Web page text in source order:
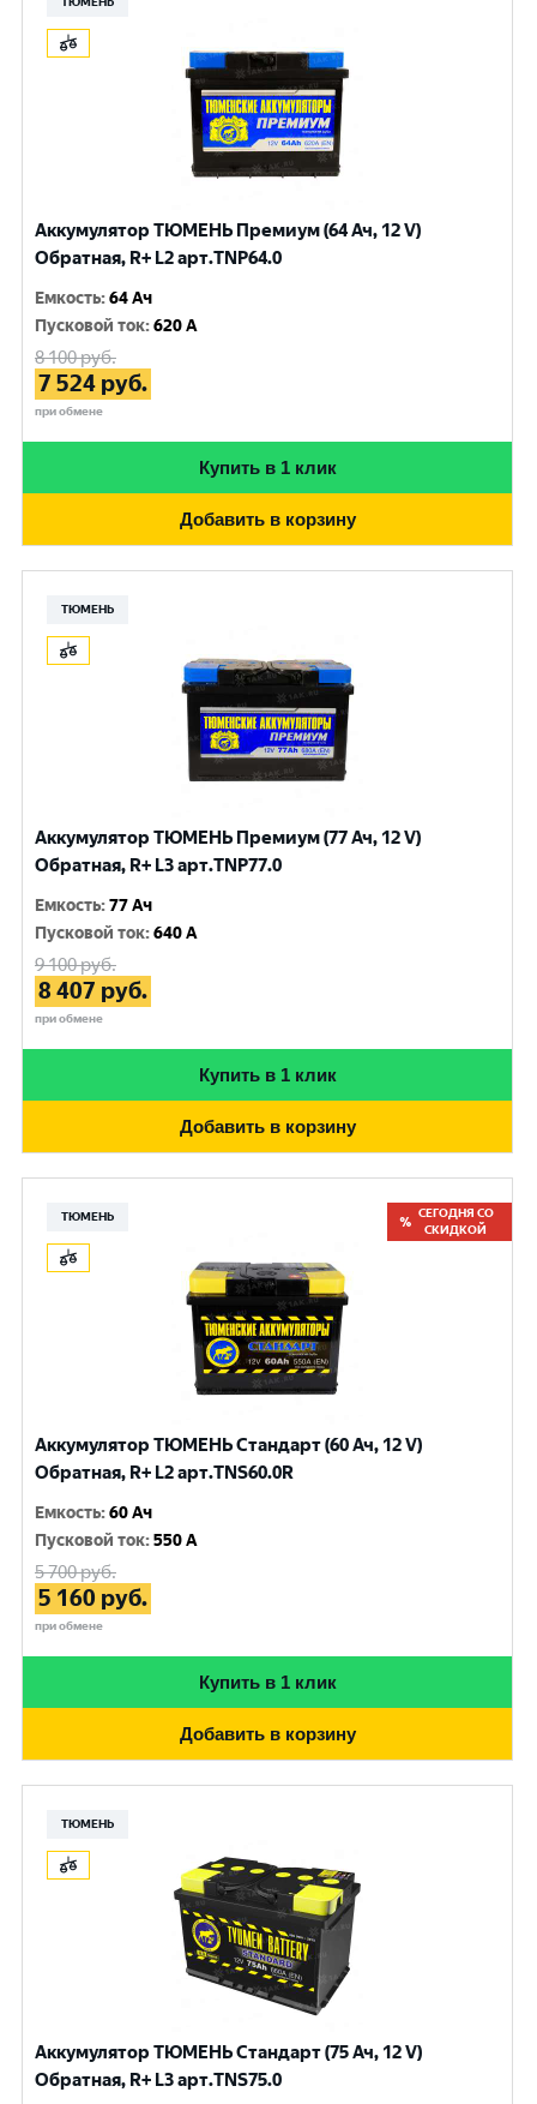
Аккумулятор ТЮМЕНЬ Премиум (64 Ач, 12 V)
Обратная, R+ L2 арт.TNP64.0
Емкость:64 Ач
Пусковой ток:620 A
8 100руб.
7 524 руб.
при обмене
Купить в 1 клик
Добавить в корзину
ТЮМЕНЬ
Аккумулятор ТЮМЕНЬ Премиум (77 Ач, 12 V)
Обратная, R+ L3 арт.TNP77.0
Емкость:77 Ач
Пусковой ток:640 A
9 100руб.
8 407 руб.
при обмене
Купить в 1 клик
Добавить в корзину
ТЮМЕНЬ
СЕГОДНЯ СО
СКИДКОЙ
Аккумулятор ТЮМЕНЬ Стандарт (60 Ач, 12 V)
Обратная, R+ L2 арт.TNS60.0R
Емкость:60 Ач
Пусковой ток:550 A
5 700руб.
5 160 руб.
при обмене
Купить в 1 клик
Добавить в корзину
ТЮМЕНЬ
Аккумулятор ТЮМЕНЬ Стандарт (75 Ач, 12 V)
Обратная, R+ L3 арт.TNS75.0